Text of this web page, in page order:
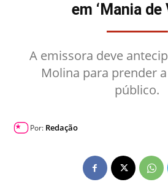
em ‘Mania de
A emissora deve
Molina para prender
público.
Por: Redação